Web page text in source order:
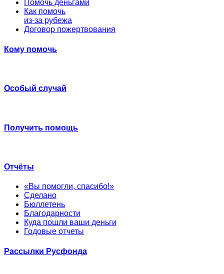
Помочь деньгами
Как помочь
из-за рубежа
Договор пожертвования
Кому помочь
Особый случай
Получить помощь
Отчёты
«Вы помогли, спасибо!»
Сделано
Бюллетень
Благодарности
Куда пошли ваши деньги
Годовые отчеты
Рассылки Русфонда